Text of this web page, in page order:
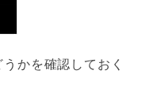
かを確認しておく